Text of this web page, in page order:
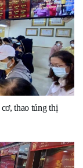
thao túng thị